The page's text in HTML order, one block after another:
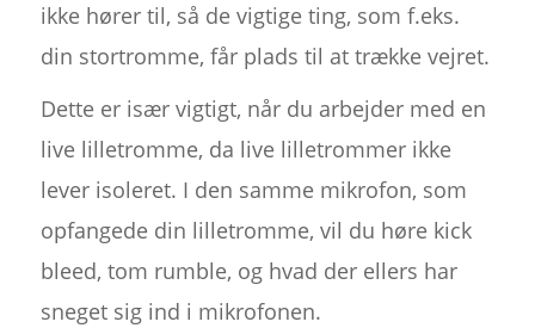
ikke hører til, så de vigtige ting, som f.eks.
din stortromme, får plads til at trække vejret.
Dette er især vigtigt, når du arbejder med en
live lilletromme, da live lilletrommer ikke
lever isoleret. I den samme mikrofon, som
opfangede din lilletromme, vil du høre kick
bleed, tom rumble, og hvad der ellers har
sneget sig ind i mikrofonen.